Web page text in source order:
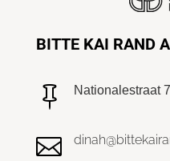
BITTE KAI RAND
 Nationalestraat
